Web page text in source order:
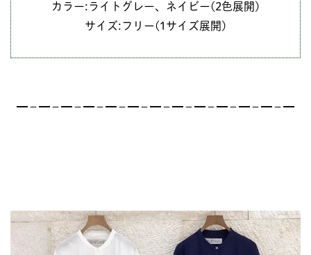
カラー:ライトグレー、ネイビー(2色展開)
サイズ:フリー(1サイズ展開)
━－━－━－━－━－━－━－━－━－━－━－━－━